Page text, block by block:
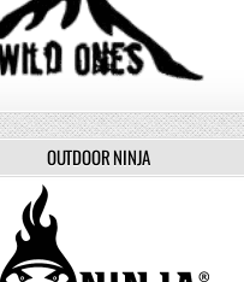
OUTDOOR NINJA